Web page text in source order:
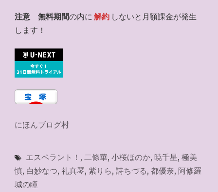
注意 無料期間の内に 解約 しないと月額課金が発生
します！
にほんブログ村
エスペラント！ , 二條華, 小桜ほのか, 暁千星, 極美
慎, 白妙なつ, 礼真琴, 紫りら, 詩ちづる, 都優奈, 阿修羅
城の瞳